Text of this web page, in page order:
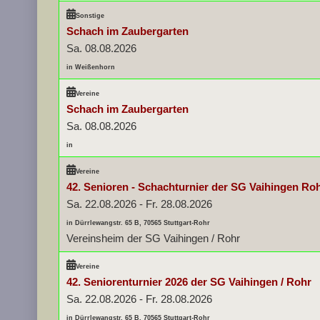
Sonstige
Schach im Zaubergarten
Sa. 08.08.2026
in Weißenhorn
Vereine
Schach im Zaubergarten
Sa. 08.08.2026
in
Vereine
42. Senioren - Schachturnier der SG Vaihingen
Sa. 22.08.2026 - Fr. 28.08.2026
in Dürrlewangstr. 65 B, 70565 Stuttgart-Rohr
Vereinsheim der SG Vaihingen / Rohr
Vereine
42. Seniorenturnier 2026 der SG Vaihingen / Rohr
Sa. 22.08.2026 - Fr. 28.08.2026
in Dürrlewangstr. 65 B, 70565 Stuttgart-Rohr